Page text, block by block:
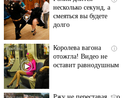
смеяться вы будете
отожгла! Видео не
оставит равнодушным
видео пересмотришь